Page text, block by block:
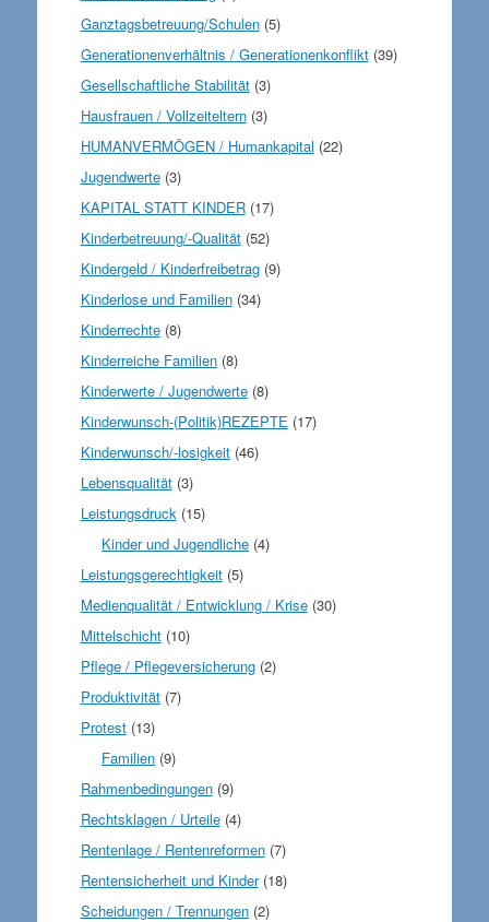
Ganztagsbetreuung/Schulen(5)
Generationenverhältnis / Generationenkonflikt(39)
Gesellschaftliche Stabilität(3)
Hausfrauen / Vollzeiteltern(3)
HUMANVERMÖGEN / Humankapital (22)
Jugendwerte(3)
KAPITAL STATT KINDER(17)
Kinderbetreuung/-Qualität(52)
Kindergeld / Kinderfreibetrag(9)
Kinderlose und Familien(34)
Kinderrechte(8)
Kinderreiche Familien(8)
Kinderwerte / Jugendwerte(8)
Kinderwunsch-(Politik)REZEPTE (17)
Kinderwunsch/-losigkeit(46)
Lebensqualität(3)
Leistungsdruck (15)
Kinder und Jugendliche (4)
Leistungsgerechtigkeit(5)
Medienqualität / Entwicklung / Krise(30)
Mittelschicht(10)
Pflege / Pflegeversicherung(2)
Produktivität(7)
Protest(13)
Familien (9)
Rahmenbedingungen(9)
Rechtsklagen / Urteile(4)
Rentenlage / Rentenreformen(7)
Rentensicherheit und Kinder(18)
Scheidungen / Trennungen(2)